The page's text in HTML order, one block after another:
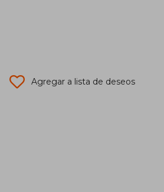
Agregar a lista de deseos